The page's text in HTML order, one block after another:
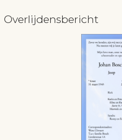
Overlijdensbericht